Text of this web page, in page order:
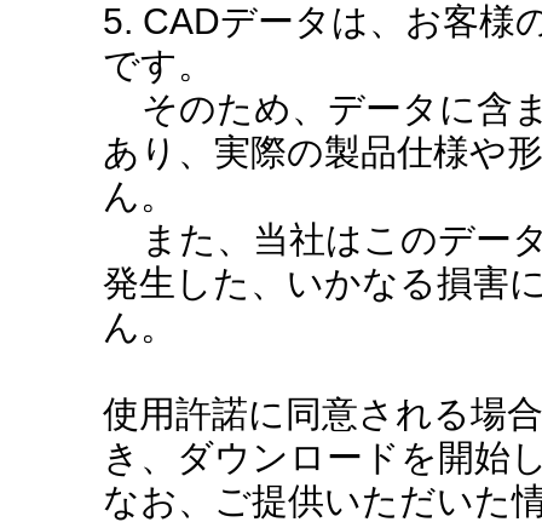
5. CADデータは、お客様
です。
そのため、データに含
あり、実際の製品仕様や
ん。
また、当社はこのデー
発生した、いかなる損害
ん。
使用許諾に同意される場
き、ダウンロードを開始
なお、ご提供いただいた